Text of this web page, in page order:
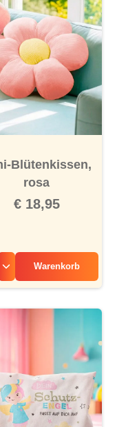
Blütenkissen,
rosa
€ 18,95
Warenkorb